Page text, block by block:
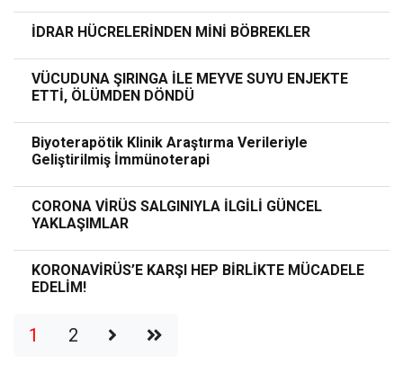
İDRAR HÜCRELERİNDEN MİNİ BÖBREKLER
VÜCUDUNA ŞIRINGA İLE MEYVE SUYU ENJEKTE
ETTİ, ÖLÜMDEN DÖNDÜ
Biyoterapötik Klinik Araştırma Verileriyle
Geliştirilmiş İmmünoterapi
CORONA VİRÜS SALGINIYLA İLGİLİ GÜNCEL
YAKLAŞIMLAR
KORONAVİRÜS’E KARŞI HEP BİRLİKTE MÜCADELE
EDELİM!
1 2